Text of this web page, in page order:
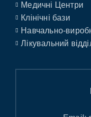
Медичні Центри
Клінічні бази
Навчально-
Лікувальний